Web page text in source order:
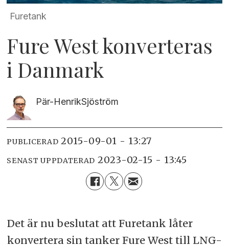
Furetank
Fure West konverteras
i Danmark
Pär-HenrikSjöström
PUBLICERAD 2015-09-01 - 13:27
SENAST UPPDATERAD 2023-02-15 - 13:45
Det är nu beslutat att Furetank låter
konvertera sin tanker Fure West till LNG-